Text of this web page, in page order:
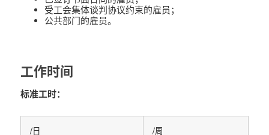
受工会集体谈判协议约束的雇员；
公共部门的雇员。
工作时间
标准工时：
/日 /周